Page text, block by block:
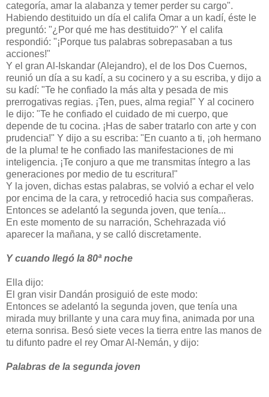
categoría, amar la alabanza y temer perder su cargo".
Habiendo destituido un día el califa Omar a un kadí, éste le
preguntó: "¿Por qué me has destituido?" Y el califa
respondió: "¡Porque tus palabras sobrepasaban a tus
acciones!"
Y el gran Al-Iskandar (Alejandro), el de los Dos Cuernos,
reunió un día a su kadí, a su cocinero y a su escriba, y dijo a
su kadí: "Te he confiado la más alta y pesada de mis
prerrogativas regias. ¡Ten, pues, alma regia!" Y al cocinero
le dijo: "Te he confiado el cuidado de mi cuerpo, que
depende de tu cocina. ¡Has de saber tratarlo con arte y con
prudencia!" Y dijo a su escriba: "En cuanto a ti, ¡oh hermano
de la pluma! te he confiado las manifestaciones de mi
inteligencia. ¡Te conjuro a que me transmitas íntegro a las
generaciones por medio de tu escritura!"
Y la joven, dichas estas palabras, se volvió a echar el velo
por encima de la cara, y retrocedió hacia sus compañeras.
Entonces se adelantó la segunda joven, que tenía...
En este momento de su narración, Schehrazada vió
aparecer la mañana, y se calló discretamente.
Y cuando llegó la 80ª noche
Ella dijo:
El gran visir Dandán prosiguió de este modo:
Entonces se adelantó la segunda joven, que tenía una
mirada muy brillante y una cara muy fina, animada por una
eterna sonrisa. Besó siete veces la tierra entre las manos de
tu difunto padre el rey Omar Al-Nemán, y dijo:
Palabras de la segunda joven